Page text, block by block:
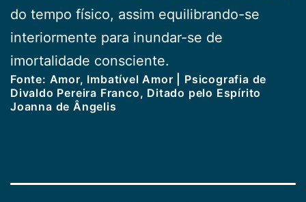
do tempo físico, assim equilibrando-se
interiormente para inundar-se de
imortalidade consciente.
Fonte: Amor, Imbatível Amor | Psicografia de
Divaldo Pereira Franco, Ditado pelo Espírito
Joanna de Ângelis